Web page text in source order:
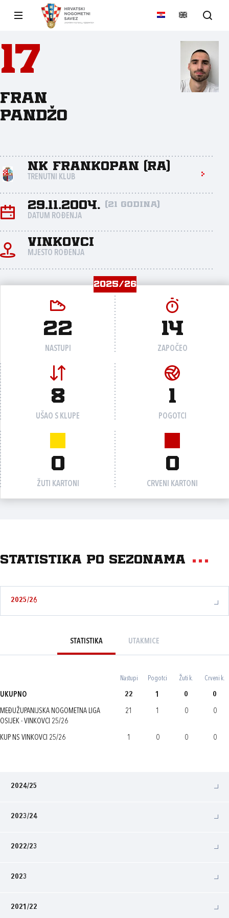
17
Fran
Pandžo
NK Frankopan (RA)
TRENUTNI KLUB
29.11.2004. (21 godina)
DATUM ROĐENJA
Vinkovci
MJESTO ROĐENJA
2025/26
22
NASTUPI
14
ZAPOČEO
8
UŠAO S KLUPE
1
POGOTCI
0
ŽUTI KARTONI
0
CRVENI KARTONI
Statistika po sezonama
2025/26
STATISTIKA UTAKMICE
Nastupi Pogotci Žuti k. Crveni k.
UKUPNO 22 1 0 0
MEĐUŽUPANIJSKA NOGOMETNA LIGA
OSIJEK - VINKOVCI 25/26
21 1 0 0
KUP NS VINKOVCI 25/26 1 0 0 0
2024/25
2023/24
2022/23
2023
2021/22